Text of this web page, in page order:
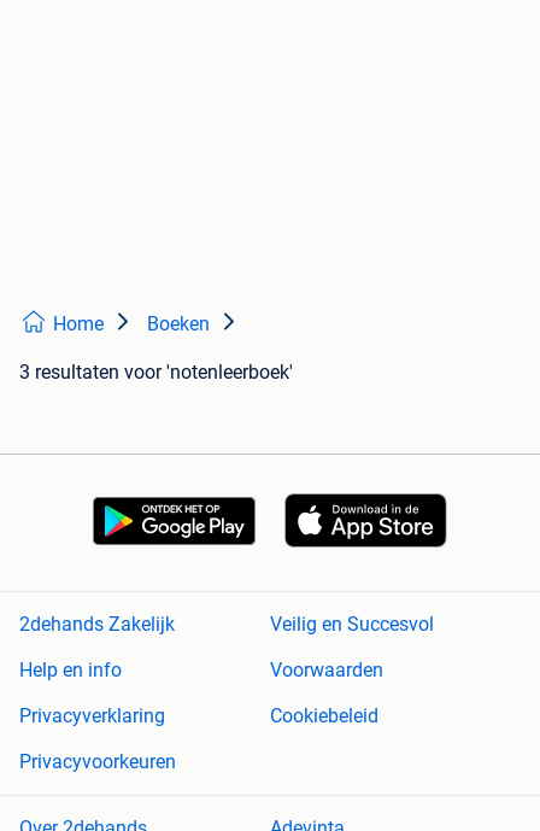
Home Boeken
3 resultaten voor 'notenleerboek'
2dehands Zakelijk
Veilig en Succesvol
Help en info
Voorwaarden
Privacyverklaring
Cookiebeleid
Privacyvoorkeuren